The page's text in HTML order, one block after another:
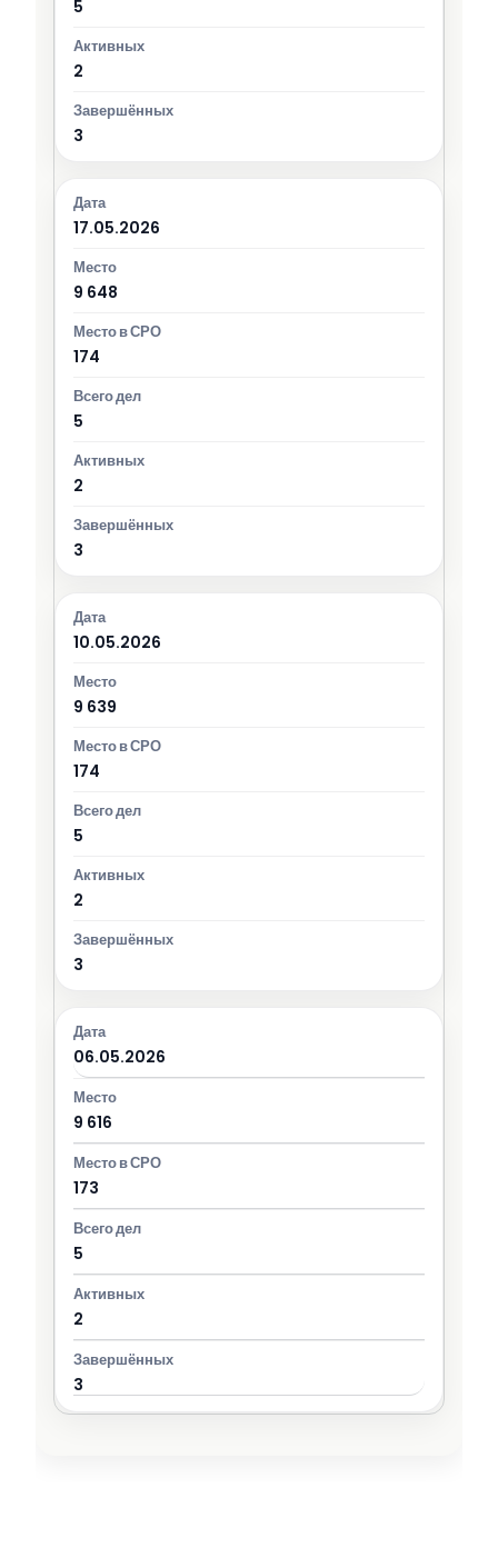
5
2
3
17.05.2026
9 648
174
5
2
3
10.05.2026
9 639
174
5
2
3
06.05.2026
9 616
173
5
2
3